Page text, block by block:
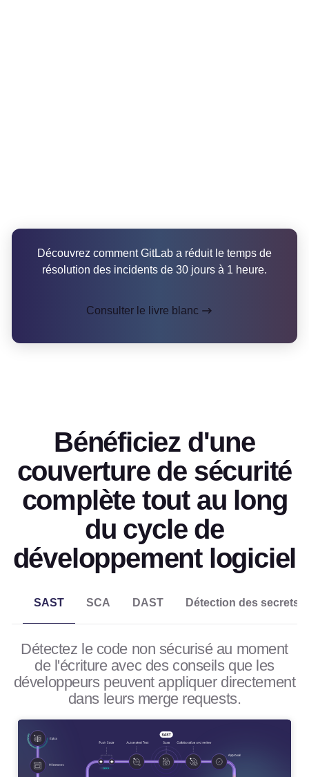
Découvrez comment GitLab a réduit le temps de
résolution des incidents de 30 jours à 1 heure.
Consulter le livre blanc
Bénéficiez d'une
couverture de sécurité
complète tout au long
du cycle de
développement logiciel
SAST SCA DAST Détection des secrets
Détectez le code non sécurisé au moment
de l'écriture avec des conseils que les
développeurs peuvent appliquer directement
dans leurs merge requests.